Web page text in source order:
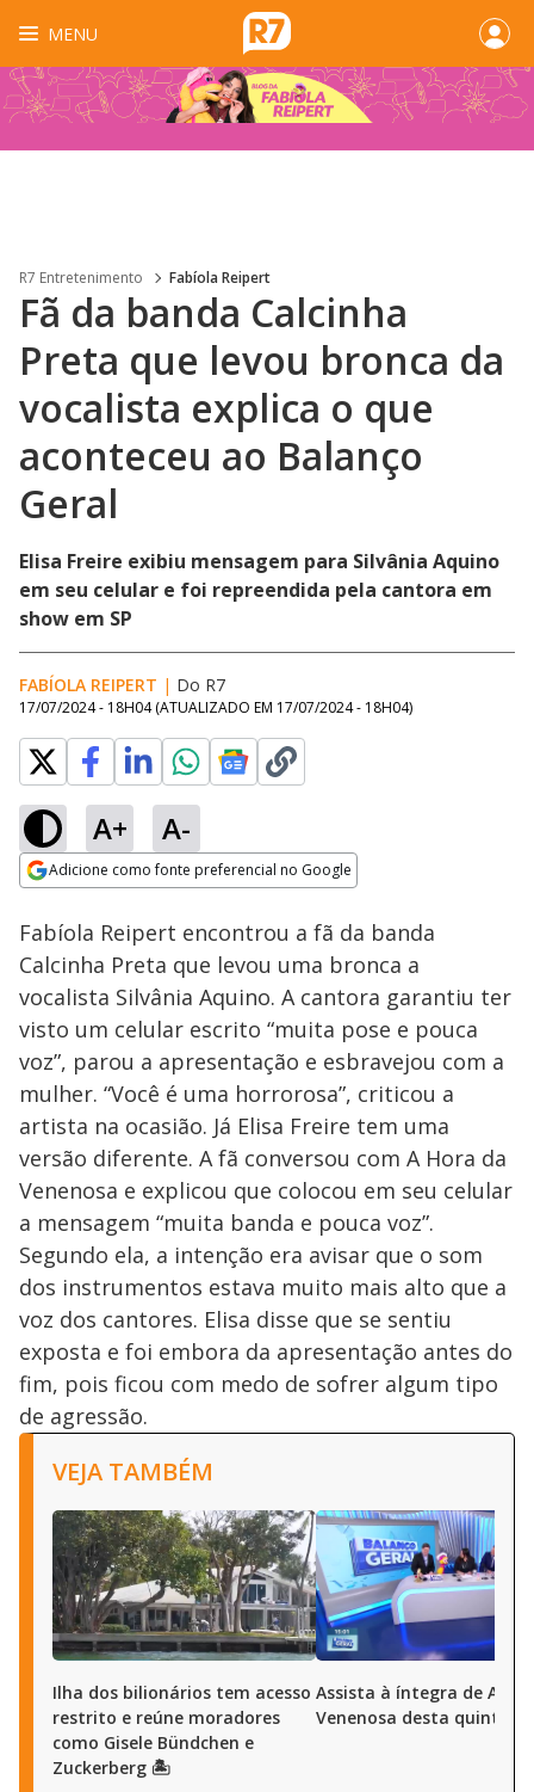
MENU
R7 Entretenimento Fabíola Reipert
Fã da banda Calcinha
Preta que levou bronca da
vocalista explica o que
aconteceu ao Balanço
Geral
Elisa Freire exibiu mensagem para Silvânia Aquino
em seu celular e foi repreendida pela cantora em
show em SP
FABÍOLA REIPERT | Do R7
17/07/2024 - 18H04 (ATUALIZADO EM 17/07/2024 - 18H04)
A+ A-
Adicione como fonte preferencial no Google
tem acesso restrito e
reúne moradores
como Gisele
Bündchen e
Zuckerberg 🏝️
Ativar
Loaded
19.00%
Fabíola Reipert encontrou a fã da banda
Calcinha Preta que levou uma bronca a
vocalista Silvânia Aquino. A cantora garantiu ter
visto um celular escrito “muita pose e pouca
voz”, parou a apresentação e esbravejou com a
mulher. “Você é uma horrorosa”, criticou a
artista na ocasião. Já Elisa Freire tem uma
versão diferente. A fã conversou com A Hora da
Venenosa e explicou que colocou em seu celular
a mensagem “muita banda e pouca voz”.
Segundo ela, a intenção era avisar que o som
dos instrumentos estava muito mais alto que a
voz dos cantores. Elisa disse que se sentiu
exposta e foi embora da apresentação antes do
fim, pois ficou com medo de sofrer algum tipo
de agressão.
VEJA TAMBÉM
Ilha dos bilionários tem acesso
restrito e reúne moradores
como Gisele Bündchen e
Zuckerberg 🏝️
Assista à íntegra de A
Venenosa desta quinta (6)